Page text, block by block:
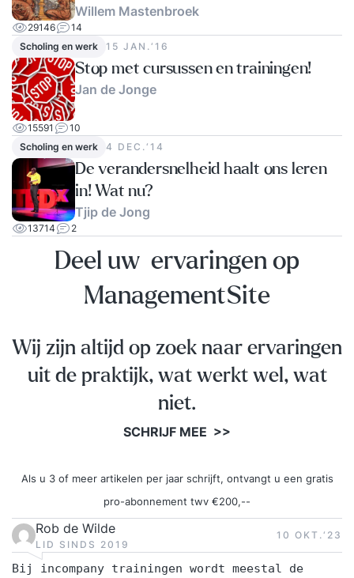
Willem Mastenbroek
29146
14
Scholing en werk
15 JAN.‘16
Stop met cursussen en trainingen!
Jan de Jonge
15591
10
Scholing en werk
4 DEC.‘14
De verandersnelheid haalt ons leren
in! Wat nu?
Tjip de Jong
13714 2
Deel uw ervaringen op
ManagementSite
Wij zijn altijd op zoek naar ervaringen
uit de praktijk, wat werkt wel, wat
niet.
SCHRIJF MEE >>
Als u 3 of meer artikelen per jaar schrijft, ontvangt u een gratis
pro-abonnement twv €200,--
Rob de Wilde
LID SINDS 2019
10 OKT.‘23
Bij incompany trainingen wordt meestal de